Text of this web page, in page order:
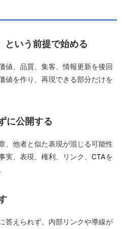
という前提で始める
値、品質、集客、情報更新を後回
値を作り、再現できる部分だけを
に公開する
、他者と似た表現が混じる可能性
実、表現、権利、リンク、CTAを
答えられず、内部リンクや導線が